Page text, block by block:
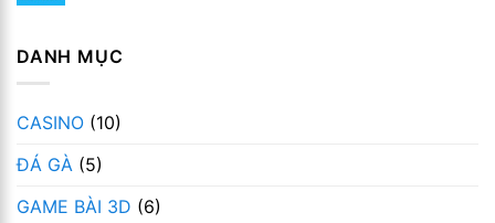
DANH MỤC
CASINO (10)
ĐÁ GÀ (5)
GAME BÀI 3D (6)